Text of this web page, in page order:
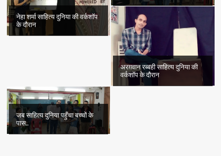
नेहा शर्मा साहित्य दुनिया की वर्कशॉप
के दौरान
अरग़वान रब्बही साहित्य दुनिया की
वर्कशॉप के दौरान
जब साहित्य दुनिया पहुँचा बच्चों के
पास..